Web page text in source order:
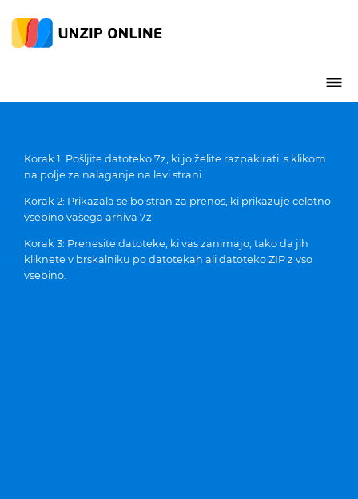
Korak 1: Pošljite datoteko 7z, ki jo želite razpakirati, s klikom
na polje za nalaganje na levi strani.
Korak 2: Prikazala se bo stran za prenos, ki prikazuje celotno
vsebino vašega arhiva 7z.
Korak 3: Prenesite datoteke, ki vas zanimajo, tako da jih
kliknete v brskalniku po datotekah ali datoteko ZIP z vso
vsebino.